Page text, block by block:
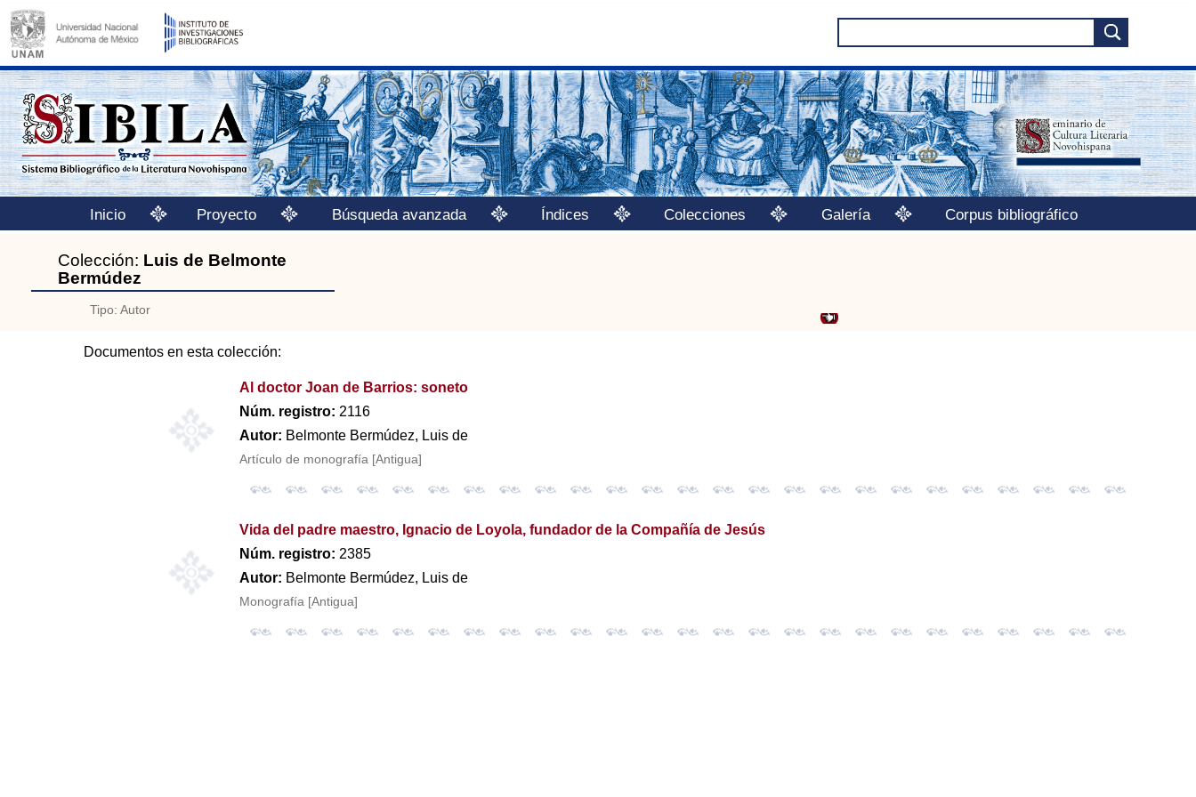
Inicio Proyecto Búsqueda avanzada Índices Colecciones Galería Corpus bibliográfico
Colección: Luis de Belmonte
Bermúdez
Tipo: Autor
Documentos en esta colección:
Al doctor Joan de Barrios: soneto
Núm. registro: 2116
Autor: Belmonte Bermúdez, Luis de
Artículo de monografía [Antigua]
Vida del padre maestro, Ignacio de Loyola, fundador de la Compañía de Jesús
Núm. registro: 2385
Autor: Belmonte Bermúdez, Luis de
Monografía [Antigua]